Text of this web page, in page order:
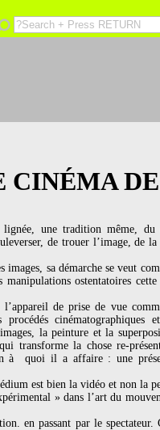
CINÉMA DE
une tradition même, du
de trouer l’image, de la
sa démarche se veut
ostentatoires cette
de prise de vue
cinématographiques
la peinture et la
transforme la chose re-
à quoi il a affaire : une
est bien la vidéo et non la
» dans l’art du
en passant par le spectateur.